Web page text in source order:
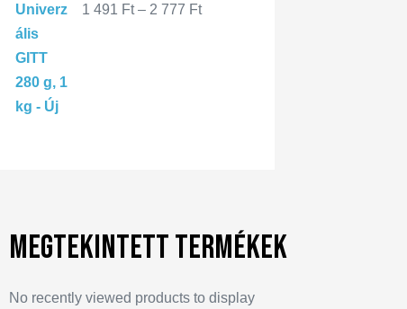
1 491 Ft – 2 777 Ft
Megtekintett termékek
No recently viewed products to display